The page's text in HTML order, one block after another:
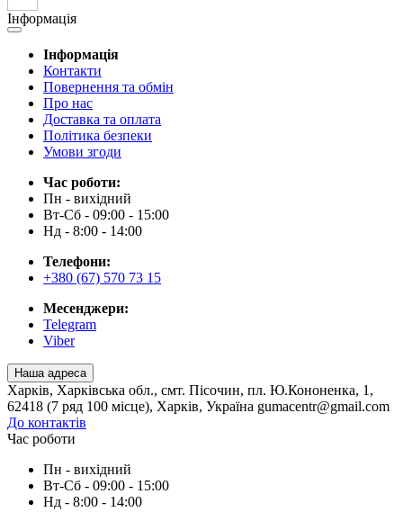
Інформація
Інформація
Контакти
Повернення та обмін
Про нас
Доставка та оплата
Політика безпеки
Умови згоди
Час роботи:
Пн - вихідний
Вт-Сб - 09:00 - 15:00
Нд - 8:00 - 14:00
Телефони:
+380 (67) 570 73 15
Месенджери:
Telegram
Viber
Наша адреса
Харків, Харківська обл., смт. Пісочин, пл. Ю.Кононенка, 1,
62418 (7 ряд 100 місце), Харків, Україна gumacentr@gmail.com
До контактів
Час роботи
Пн - вихідний
Вт-Сб - 09:00 - 15:00
Нд - 8:00 - 14:00